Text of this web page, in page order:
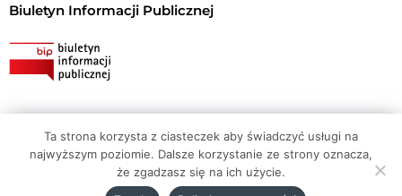
Biuletyn Informacji Publicznej
© Copyright 2026 Centrum Kultury Dobra |atwi.pl
Ta strona korzysta z ciasteczek aby świadczyć usługi na
najwyższym poziomie. Dalsze korzystanie ze strony oznacza,
że zgadzasz się na ich użycie.